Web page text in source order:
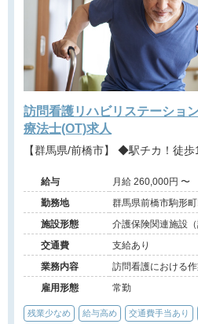
訪問看護リハビリステーショ
療法士(OT)求人
【群馬県/前橋市】 ◆駅
給与
月給 260,000円 〜
勤務地
群馬県前橋市駒形
施設形態
介護保険関連施設（
交通費
支給あり
業務内容
訪問看護における作
雇用形態
常勤
残業少なめ 給与高め 交通費手当あり